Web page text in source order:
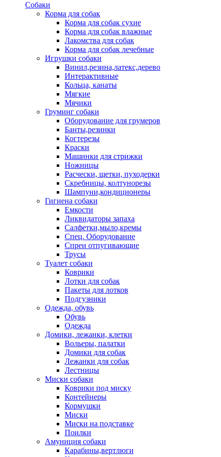
Собаки
Корма для собак
Корма для собак сухие
Корма для собак влажные
Лакомства для собак
Корма для собак лечебные
Игрушки собаки
Винил,резина,латекс,дерево
Интерактивные
Кольца, канаты
Мягкие
Мячики
Груминг собаки
Оборудование для грумеров
Банты,резинки
Когтерезы
Краски
Машинки для стрижки
Ножницы
Расчески, щетки, пуходерки
Скребницы, колтунорезы
Шампуни,кондиционеры
Гигиена собаки
Емкости
Ликвидаторы запаха
Салфетки,мыло,кремы
Спец. Оборудование
Спреи отпугивающие
Трусы
Туалет собаки
Коврики
Лотки для собак
Пакеты для лотков
Подгузники
Одежда, обувь
Обувь
Одежда
Домики, лежанки, клетки
Вольеры, палатки
Домики для собак
Лежанки для собак
Лестницы
Миски собаки
Коврики под миску
Контейнеры
Кормушки
Миски
Миски на подставке
Поилки
Амуниция собаки
Карабины,вертлюги